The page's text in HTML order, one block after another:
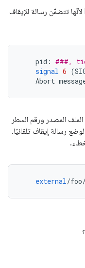
يمكن التعرّف بسهولة على أخطاء BoundSan لأنّها تتضمّن رسالة الإيقاف
pid : ###,
signal 6 (
Abort
المصدر ورقم السطر
رسالة إيقاف تلقائيًا.
external/foo/